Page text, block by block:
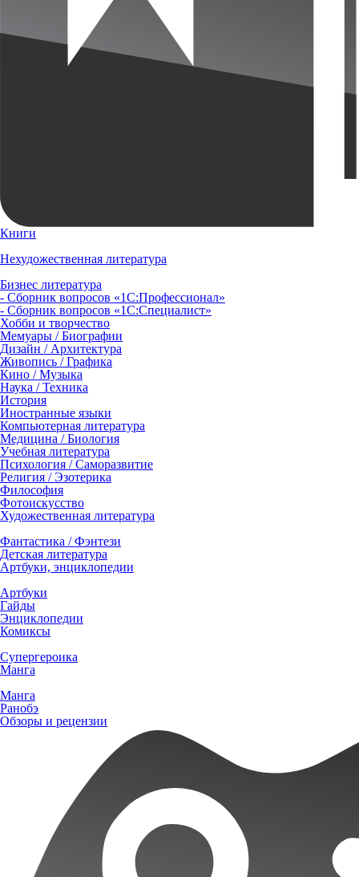
Книги
Нехудожественная литература
Бизнес литература
- Сборник вопросов «1С:Профессионал»
- Сборник вопросов «1С:Специалист»
Хобби и творчество
Мемуары / Биографии
Дизайн / Архитектура
Живопись / Графика
Кино / Музыка
Наука / Техника
История
Иностранные языки
Компьютерная литература
Медицина / Биология
Учебная литература
Психология / Саморазвитие
Религия / Эзотерика
Философия
Фотоискусство
Художественная литература
Фантастика / Фэнтези
Детская литература
Артбуки, энциклопедии
Артбуки
Гайды
Энциклопедии
Комиксы
Супергероика
Манга
Манга
Ранобэ
Обзоры и рецензии